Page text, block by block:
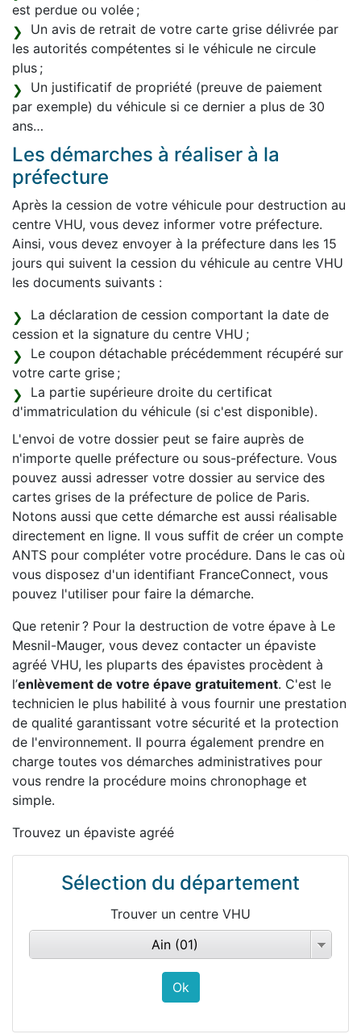
est perdue ou volée ;
Un avis de retrait de votre carte grise délivrée par
les autorités compétentes si le véhicule ne circule
plus ;
Un justificatif de propriété (preuve de paiement
par exemple) du véhicule si ce dernier a plus de 30
ans…
Les démarches à réaliser à la
préfecture
Après la cession de votre véhicule pour destruction au
centre VHU, vous devez informer votre préfecture.
Ainsi, vous devez envoyer à la préfecture dans les 15
jours qui suivent la cession du véhicule au centre VHU
les documents suivants :
La déclaration de cession comportant la date de
cession et la signature du centre VHU ;
Le coupon détachable précédemment récupéré sur
votre carte grise ;
La partie supérieure droite du certificat
d'immatriculation du véhicule (si c'est disponible).
L'envoi de votre dossier peut se faire auprès de
n'importe quelle préfecture ou sous-préfecture. Vous
pouvez aussi adresser votre dossier au service des
cartes grises de la préfecture de police de Paris.
Notons aussi que cette démarche est aussi réalisable
directement en ligne. Il vous suffit de créer un compte
ANTS pour compléter votre procédure. Dans le cas où
vous disposez d'un identifiant FranceConnect, vous
pouvez l'utiliser pour faire la démarche.
Que retenir ? Pour la destruction de votre épave à Le
Mesnil-Mauger, vous devez contacter un épaviste
agréé VHU, les pluparts des épavistes procèdent à
l’enlèvement de votre épave gratuitement. C'est le
technicien le plus habilité à vous fournir une prestation
de qualité garantissant votre sécurité et la protection
de l'environnement. Il pourra également prendre en
charge toutes vos démarches administratives pour
vous rendre la procédure moins chronophage et
simple.
Trouvez un épaviste agréé
Sélection du département
Trouver un centre VHU
Ain (01)